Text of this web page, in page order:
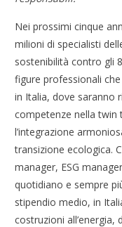
Nei prossimi cinque
milioni di specialisti
sostenibilità contro gli
figure professionali
in Italia, dove saranno
competenze nella twin
l’integrazione
transizione ecologica.
manager, ESG
quotidiano e sempre
stipendio medio, in
costruzioni all’energia,